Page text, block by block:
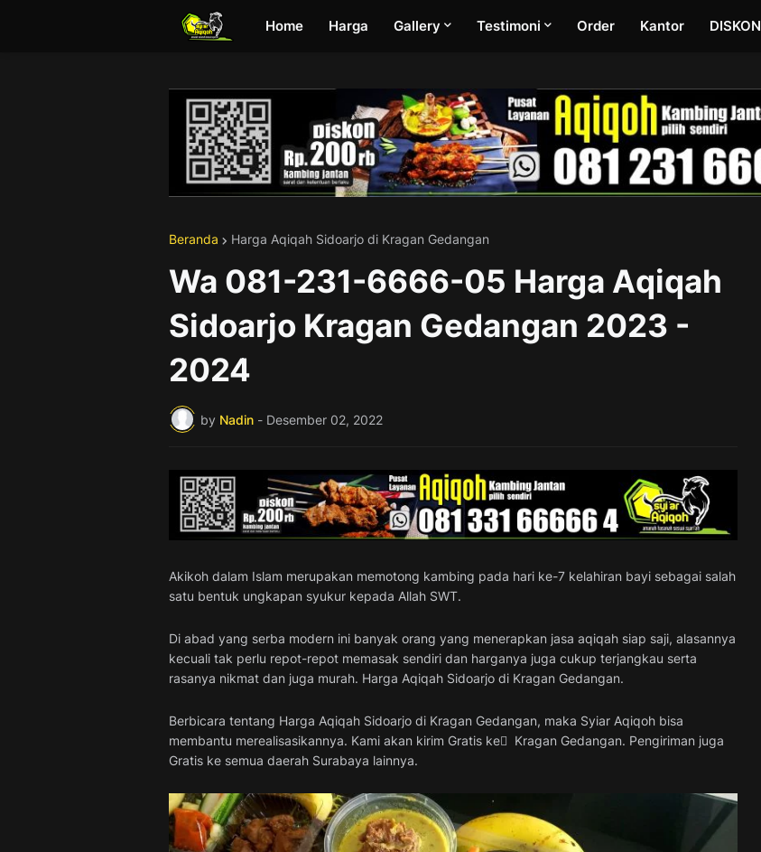
Home Harga Gallery Testimoni Order Kantor DISKON
Beranda Harga Aqiqah Sidoarjo di Kragan Gedangan
Wa 081-231-6666-05 Harga Aqiqah
Sidoarjo Kragan Gedangan 2023 -
2024
by Nadin - Desember 02, 2022
Akikoh dalam Islam merupakan memotong kambing pada hari ke-7 kelahiran bayi sebagai salah
satu bentuk ungkapan syukur kepada Allah SWT.
Di abad yang serba modern ini banyak orang yang menerapkan jasa aqiqah siap saji, alasannya
kecuali tak perlu repot-repot memasak sendiri dan harganya juga cukup terjangkau serta
rasanya nikmat dan juga murah. Harga Aqiqah Sidoarjo di Kragan Gedangan.
Berbicara tentang Harga Aqiqah Sidoarjo di Kragan Gedangan, maka Syiar Aqiqoh bisa
membantu merealisasikannya. Kami akan kirim Gratis ke ِ Kragan Gedangan. Pengiriman juga
Gratis ke semua daerah Surabaya lainnya.